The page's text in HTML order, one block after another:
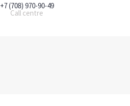
+7 (708) 970-90-49
Call centre